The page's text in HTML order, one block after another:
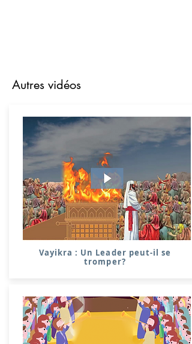
Autres vidéos
Vayikra : Un Leader peut-il se
tromper?